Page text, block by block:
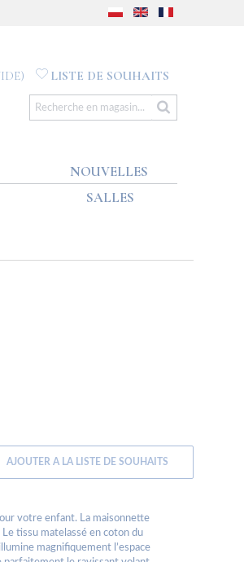
LISTE DE SOUHAITS
NOUVELLES
SALLES
AJOUTER A LA LISTE DE SOUHAITS
votre enfant. La maisonnette
tissu matelassé en coton du
magnifiquement l’espace